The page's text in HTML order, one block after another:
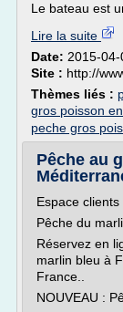
Le bateau est
Lire la suite
Date: 2015-
Site : http://
Thèmes liés :
gros poisson
peche gros
Pêche au
Espace clients
Pêche du
Réservez en
marlin bleu à
France..
NOUVEAU :